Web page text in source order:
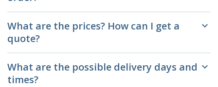
What are the prices? How can I get a
quote?
keyboard_arrow_down
What are the possible delivery days and
times?
keyboard_arrow_down